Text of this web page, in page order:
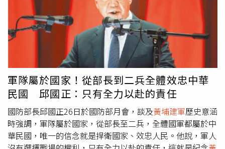
軍隊屬於國家！從部長到二兵全體效忠中華
民國 邱國正：只有全力以赴的責任
國防部長邱國正26日於國防部月會，談及黃埔建軍歷史意涵
時強調，軍隊屬於國家，從部長至二兵，全體國軍都屬於中
華民國，唯一的信念就是捍衛國家、效忠人民。他說，軍人